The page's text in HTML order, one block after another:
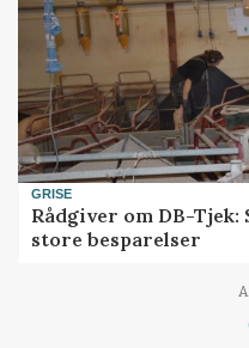
GRISE
Rådgiver om DB-
store besparelser